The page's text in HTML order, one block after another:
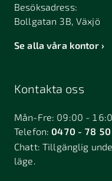
Besöksadress:
Bollgatan 3B, Växjö
Se alla våra kontor
Kontakta oss
Mån-Fre: 09:00 -
Telefon:0470 - 78 50
Chatt:Tillgänglig
läge.